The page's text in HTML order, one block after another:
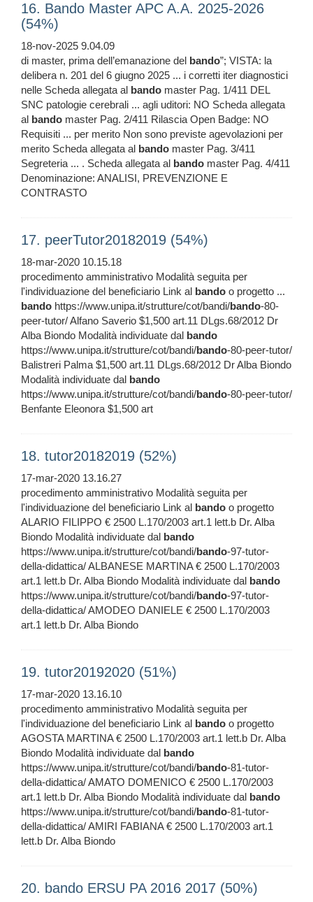
16. Bando Master APC A.A. 2025-2026
(54%)
18-nov-2025 9.04.09
di master, prima dell’emanazione del bando”; VISTA: la
delibera n. 201 del 6 giugno 2025 ... i corretti iter diagnostici
nelle Scheda allegata al bando master Pag. 1/411 DEL
SNC patologie cerebrali ... agli uditori: NO Scheda allegata
al bando master Pag. 2/411 Rilascia Open Badge: NO
Requisiti ... per merito Non sono previste agevolazioni per
merito Scheda allegata al bando master Pag. 3/411
Segreteria ... . Scheda allegata al bando master Pag. 4/411
Denominazione: ANALISI, PREVENZIONE E
CONTRASTO
17. peerTutor20182019 (54%)
18-mar-2020 10.15.18
procedimento amministrativo Modalità seguita per
l'individuazione del beneficiario Link al bando o progetto ...
bando https://www.unipa.it/strutture/cot/bandi/bando-80-
peer-tutor/ Alfano Saverio $1,500 art.11 DLgs.68/2012 Dr
Alba Biondo Modalità individuate dal bando
https://www.unipa.it/strutture/cot/bandi/bando-80-peer-tutor/
Balistreri Palma $1,500 art.11 DLgs.68/2012 Dr Alba Biondo
Modalità individuate dal bando
https://www.unipa.it/strutture/cot/bandi/bando-80-peer-tutor/
Benfante Eleonora $1,500 art
18. tutor20182019 (52%)
17-mar-2020 13.16.27
procedimento amministrativo Modalità seguita per
l'individuazione del beneficiario Link al bando o progetto
ALARIO FILIPPO € 2500 L.170/2003 art.1 lett.b Dr. Alba
Biondo Modalità individuate dal bando
https://www.unipa.it/strutture/cot/bandi/bando-97-tutor-
della-didattica/ ALBANESE MARTINA € 2500 L.170/2003
art.1 lett.b Dr. Alba Biondo Modalità individuate dal bando
https://www.unipa.it/strutture/cot/bandi/bando-97-tutor-
della-didattica/ AMODEO DANIELE € 2500 L.170/2003
art.1 lett.b Dr. Alba Biondo
19. tutor20192020 (51%)
17-mar-2020 13.16.10
procedimento amministrativo Modalità seguita per
l'individuazione del beneficiario Link al bando o progetto
AGOSTA MARTINA € 2500 L.170/2003 art.1 lett.b Dr. Alba
Biondo Modalità individuate dal bando
https://www.unipa.it/strutture/cot/bandi/bando-81-tutor-
della-didattica/ AMATO DOMENICO € 2500 L.170/2003
art.1 lett.b Dr. Alba Biondo Modalità individuate dal bando
https://www.unipa.it/strutture/cot/bandi/bando-81-tutor-
della-didattica/ AMIRI FABIANA € 2500 L.170/2003 art.1
lett.b Dr. Alba Biondo
20. bando ERSU PA 2016 2017 (50%)